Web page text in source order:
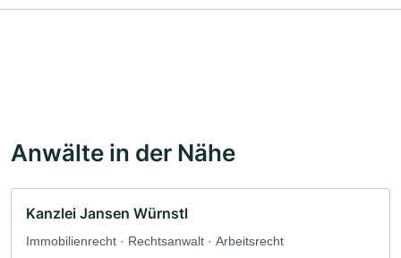
Anwälte in der Nähe
Kanzlei Jansen Würnstl
Immobilienrecht · Rechtsanwalt · Arbeitsrecht